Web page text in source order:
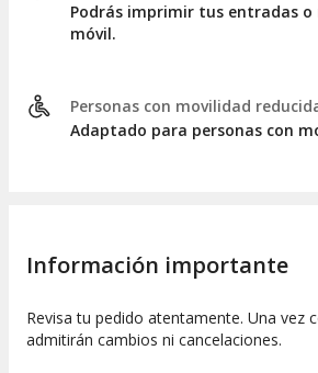
Podrás imprimir tus entradas
móvil.
Personas con movilidad
Adaptado para personas con
Información importante
Revisa tu pedido atentamente. Una vez
admitirán cambios ni cancelaciones.